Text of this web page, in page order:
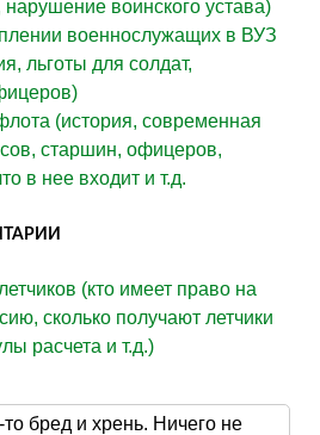
нарушение воинского устава)
военнослужащих в ВУЗ
льготы для солдат,
(история, современная
старшин, офицеров,
в нее входит и т.д.
(кто имеет право на
сколько получают летчики
расчета и т.д.)
бред и хрень. Ничего не